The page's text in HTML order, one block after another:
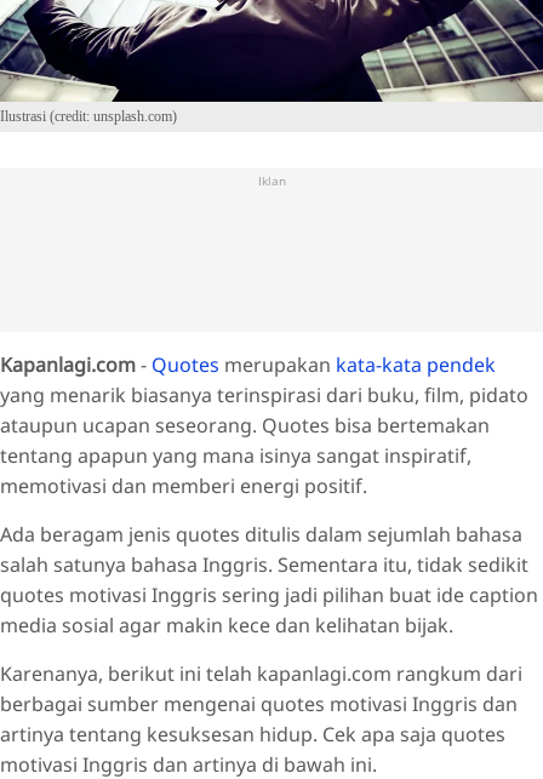
Ilustrasi (credit: unsplash.com)
Iklan
Kapanlagi.com- Quotes merupakan kata-kata pendek
yang menarik biasanya terinspirasi dari buku, film, pidato
ataupun ucapan seseorang. Quotes bisa bertemakan
tentang apapun yang mana isinya sangat inspiratif,
memotivasi dan memberi energi positif.
Ada beragam jenis quotes ditulis dalam sejumlah bahasa
salah satunya bahasa Inggris. Sementara itu, tidak sedikit
quotes motivasi Inggris sering jadi pilihan buat ide caption
media sosial agar makin kece dan kelihatan bijak.
Karenanya, berikut ini telah kapanlagi.com rangkum dari
berbagai sumber mengenai quotes motivasi Inggris dan
artinya tentang kesuksesan hidup. Cek apa saja quotes
motivasi Inggris dan artinya di bawah ini.